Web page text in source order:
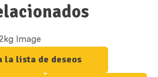
la lista de deseos